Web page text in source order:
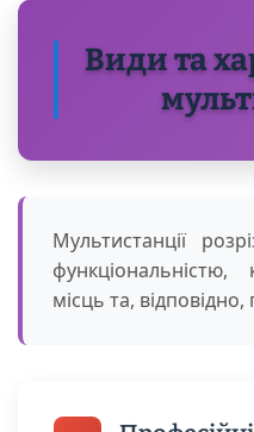
Види та
Мультистанції
функціональністю,
місць та,